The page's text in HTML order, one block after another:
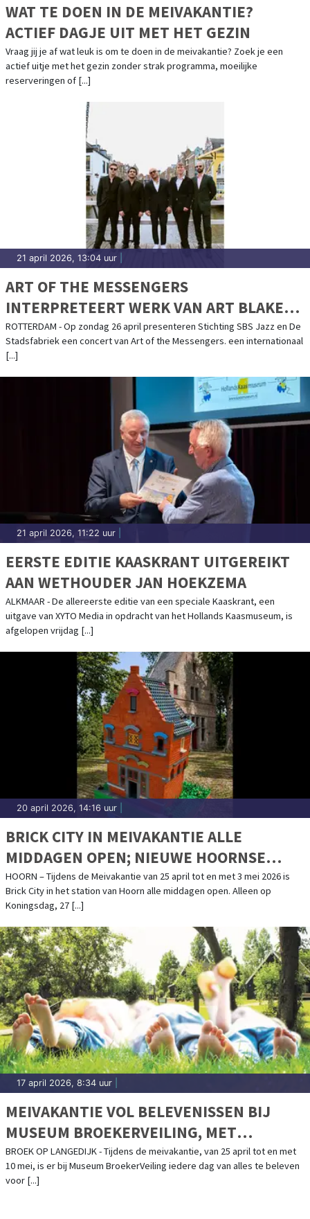
WAT TE DOEN IN DE MEIVAKANTIE?
ACTIEF DAGJE UIT MET HET GEZIN
Vraag jij je af wat leuk is om te doen in de meivakantie? Zoek je een
actief uitje met het gezin zonder strak programma, moeilijke
reserveringen of [...]
21 april 2026, 13:04 uur
ART OF THE MESSENGERS
INTERPRETEERT WERK VAN ART BLAKEY
MET FRISSE TOEKOMSTGERICHTE
ENERGIE
ROTTERDAM - Op zondag 26 april presenteren Stichting SBS Jazz en De
Stadsfabriek een concert van Art of the Messengers. een internationaal
[...]
21 april 2026, 11:22 uur
EERSTE EDITIE KAASKRANT UITGEREIKT
AAN WETHOUDER JAN HOEKZEMA
ALKMAAR - De allereerste editie van een speciale Kaaskrant, een
uitgave van XYTO Media in opdracht van het Hollands Kaasmuseum, is
afgelopen vrijdag [...]
20 april 2026, 14:16 uur
BRICK CITY IN MEIVAKANTIE ALLE
MIDDAGEN OPEN; NIEUWE HOORNSE
GEBOUWEN VAN LEGO
HOORN – Tijdens de Meivakantie van 25 april tot en met 3 mei 2026 is
Brick City in het station van Hoorn alle middagen open. Alleen op
Koningsdag, 27 [...]
17 april 2026, 8:34 uur
MEIVAKANTIE VOL BELEVENISSEN BIJ
MUSEUM BROEKERVEILING, MET
BIJZONDERE VOGELEXCURSIES DOOR HET
OOSTERDELGEBIED
BROEK OP LANGEDIJK - Tijdens de meivakantie, van 25 april tot en met
10 mei, is er bij Museum BroekerVeiling iedere dag van alles te beleven
voor [...]